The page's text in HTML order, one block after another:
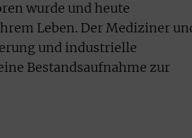
wurde und heute
Leben. Der Mediziner
und industrielle
Bestandsaufnahme zur